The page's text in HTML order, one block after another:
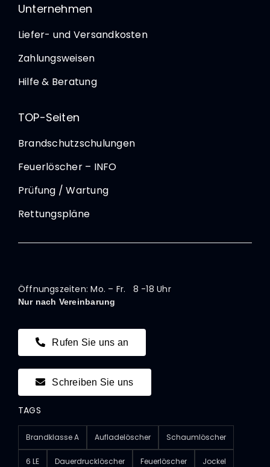
Unternehmen
Liefer- und Versandkosten
Zahlungsweisen
Hilfe & Beratung
TOP-Seiten
Brandschutzschulungen
Feuerlöscher – INFO
Prüfung / Wartung
Rettungspläne
Öffnungszeiten: Mo. – Fr. 8 -18 Uhr
Nur nach Vereinbarung
Rufen Sie uns an
Schreiben Sie uns
TAGS
Brandklasse A Aufladelöscher Schaumlöscher
6 LE Dauerdrucklöscher Feuerlöscher Jockel